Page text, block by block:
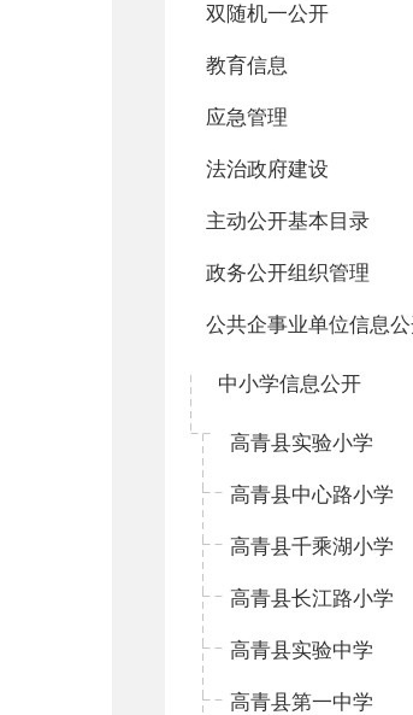
双随机一公开
教育信息
应急管理
法治政府建设
主动公开基本目录
政务公开组织管理
公共企事业单位信息
中小学信息公开
高青县实验小学
高青县中心路小学
高青县千乘湖小学
高青县长江路小学
高青县实验中学
高青县第一中学